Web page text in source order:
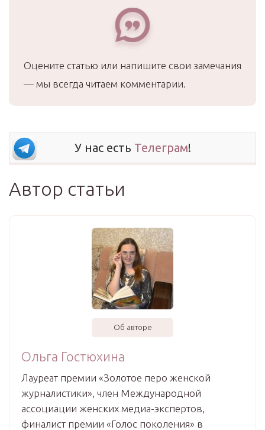
Оцените статью или напишите свои замечания
— мы всегда читаем комментарии.
У нас есть Телеграм!
Автор статьи
Об авторе
Ольга Гостюхина
Лауреат премии «Золотое перо женской
журналистики», член Международной
ассоциации женских медиа-экспертов,
финалист премии «Голос поколения» в